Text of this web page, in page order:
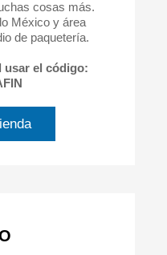
cosas más.
México y área
de paquetería.
usar el código: